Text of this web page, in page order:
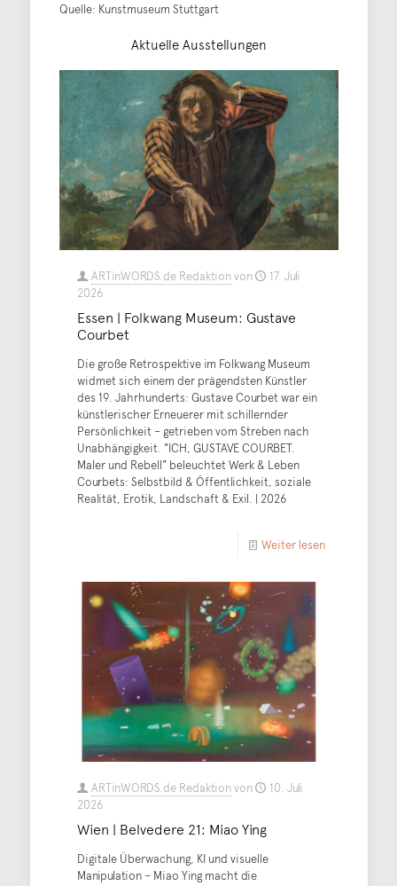
Quelle: Kunstmuseum Stuttgart
Aktuelle Ausstellungen
ARTinWORDS.de Redaktionvon
17. Juli
2026
Essen | Folkwang Museum: Gustave
Courbet
Die große Retrospektive im Folkwang Museum
widmet sich einem der prägendsten Künstler
des 19. Jahrhunderts: Gustave Courbet war ein
künstlerischer Erneuerer mit schillernder
Persönlichkeit – getrieben vom Streben nach
Unabhängigkeit. "ICH, GUSTAVE COURBET.
Maler und Rebell" beleuchtet Werk & Leben
Courbets: Selbstbild & Öffentlichkeit, soziale
Realität, Erotik, Landschaft & Exil. | 2026
Weiter lesen
ARTinWORDS.de Redaktionvon
10. Juli
2026
Wien | Belvedere 21: Miao Ying
Digitale Überwachung, KI und visuelle
Manipulation – Miao Ying macht die